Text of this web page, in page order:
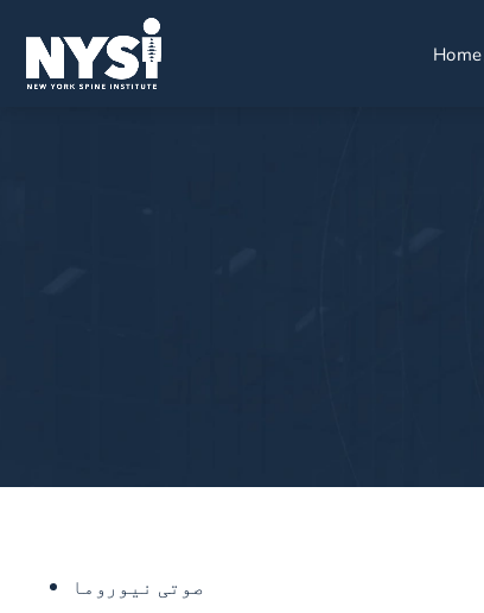
Home
صوتی نیوروما